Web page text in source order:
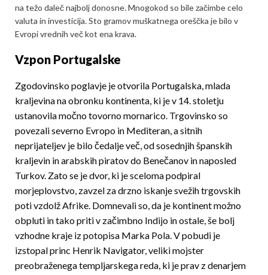
na težo daleč najbolj donosne. Mnogokod so bile začimbe celo
valuta in investicija. Sto gramov muškatnega oreščka je bilo v
Evropi vrednih več kot ena krava.
Vzpon Portugalske
Zgodovinsko poglavje je otvorila Portugalska, mlada
kraljevina na obronku kontinenta, ki je v 14. stoletju
ustanovila močno tovorno mornarico. Trgovinsko so
povezali severno Evropo in Mediteran, a sitnih
neprijateljev je bilo čedalje več, od sosednjih španskih
kraljevin in arabskih piratov do Benečanov in naposled
Turkov. Zato se je dvor, ki je sceloma podpiral
morjeplovstvo, zavzel za drzno iskanje svežih trgovskih
poti vzdolž Afrike. Domnevali so, da je kontinent možno
obpluti in tako priti v začimbno Indijo in ostale, še bolj
vzhodne kraje iz potopisa Marka Pola. V pobudi je
izstopal princ Henrik Navigator, veliki mojster
preobraženega templjarskega reda, ki je prav z denarjem